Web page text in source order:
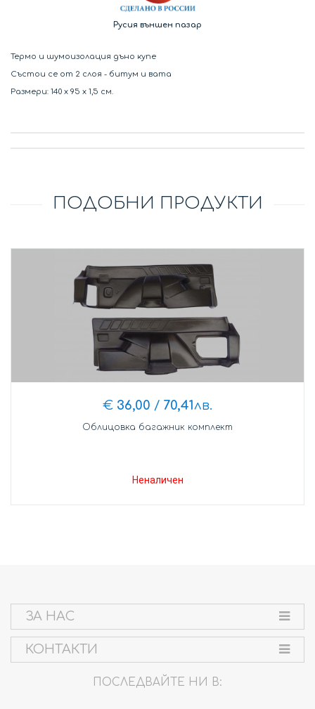
Русия външен пазар
Термо и шумоизолация дъно купе
Състои се от 2 слоя - битум и вата
Размери: 140 х 95 х 1,5 см.
ПОДОБНИ ПРОДУКТИ
€ 36,00 / 70,41лв.
Облицовка багажник комплект
Неналичен
ЗА НАС
КОНТАКТИ
ПОСЛЕДВАЙТЕ НИ В: